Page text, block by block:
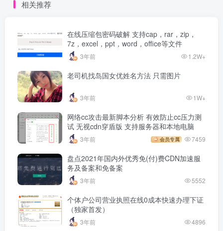
相关推荐
在线压缩包密码破解 支持cap，rar，zip，
7z，excel，ppt，word，office等文件
3年前 1.2W+
老司机找岛国女优姓名方法 只需图片
3年前 1W+
网络cc攻击最新脚本分析 有效防止cc压力测
试 无视cdn穿盾版 支持服务器和本地电脑
3年前 会员专属 7459
盘点2021年国内外优秀免(付)费CDN加速服
务及备案和免备案
3年前 5552
个体户公司营业执照在线0成本快速办理下证
（独家首发）
3年前 4896